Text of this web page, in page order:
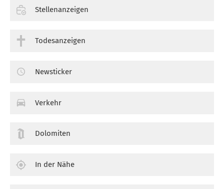
Stellenanzeigen
Todesanzeigen
Newsticker
Verkehr
Dolomiten
In der Nähe